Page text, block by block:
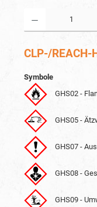
CLP-/REACH-
Symbole
GHS02 -
GHS05 -
GHS07 -
GHS08 -
GHS09 -